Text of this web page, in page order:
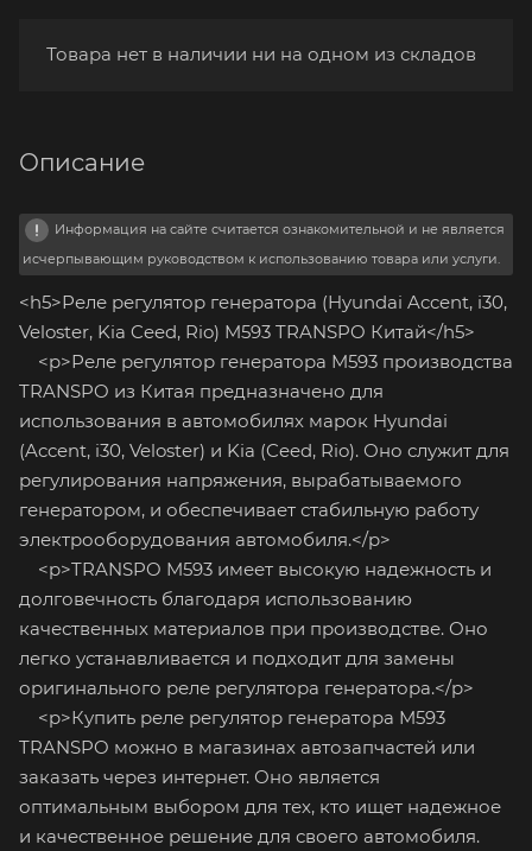
Товара нет в наличии ни на одном из складов
Описание
Информация на сайте считается ознакомительной и не является
исчерпывающим руководством к использованию товара или услуги.
<h5>Реле регулятор генератора (Hyundai Accent, i30,
Veloster, Kia Ceed, Rio) M593 TRANSPO Китай</h5>
<p>Реле регулятор генератора M593 производства
TRANSPO из Китая предназначено для
использования в автомобилях марок Hyundai
(Accent, i30, Veloster) и Kia (Ceed, Rio). Оно служит для
регулирования напряжения, вырабатываемого
генератором, и обеспечивает стабильную работу
электрооборудования автомобиля.</p>
<p>TRANSPO M593 имеет высокую надежность и
долговечность благодаря использованию
качественных материалов при производстве. Оно
легко устанавливается и подходит для замены
оригинального реле регулятора генератора.</p>
<p>Купить реле регулятор генератора M593
TRANSPO можно в магазинах автозапчастей или
заказать через интернет. Оно является
оптимальным выбором для тех, кто ищет надежное
и качественное решение для своего автомобиля.